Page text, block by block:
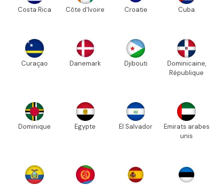
Costa Rica Côte d'Ivoire Croatie Cuba
Curaçao Danemark Djibouti
Dominicaine,
République
Dominique Egypte El Salvador
Emirats arabes
unis